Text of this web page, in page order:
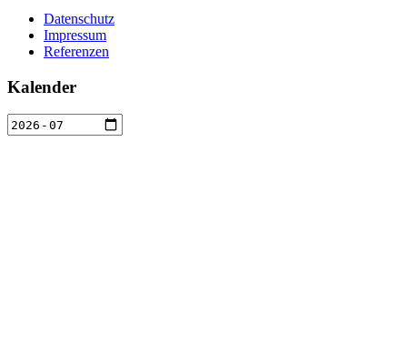
Datenschutz
Impressum
Referenzen
Kalender